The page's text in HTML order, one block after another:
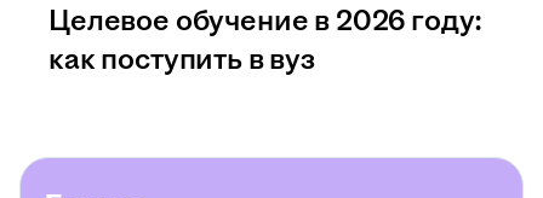
Целевое обучение в 2026 году:
как поступить в вуз